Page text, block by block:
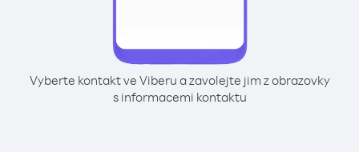
Vyberte kontakt ve Viberu a zavolejte jim z obrazovky
s informacemi kontaktu